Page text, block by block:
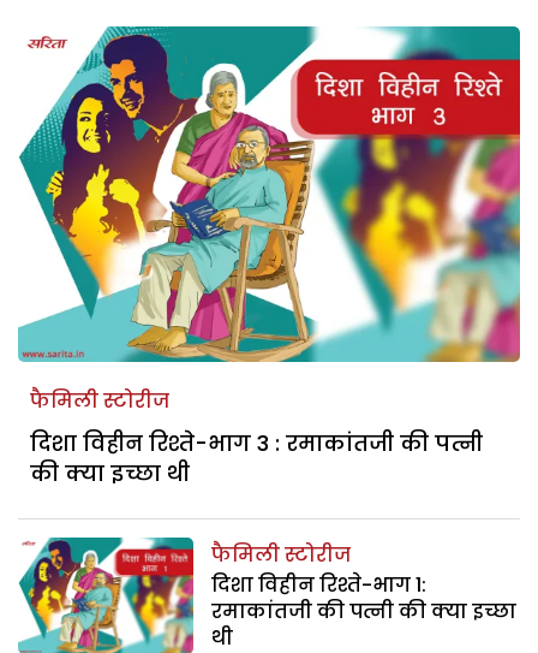
फैमिली स्टोरीज
दिशा विहीन रिश्ते-भाग 3 : रमाकांतजी की पत्नी
की क्या इच्छा थी
फैमिली स्टोरीज
दिशा विहीन रिश्ते-भाग 1:
रमाकांतजी की पत्नी की क्या इच्छा
थी